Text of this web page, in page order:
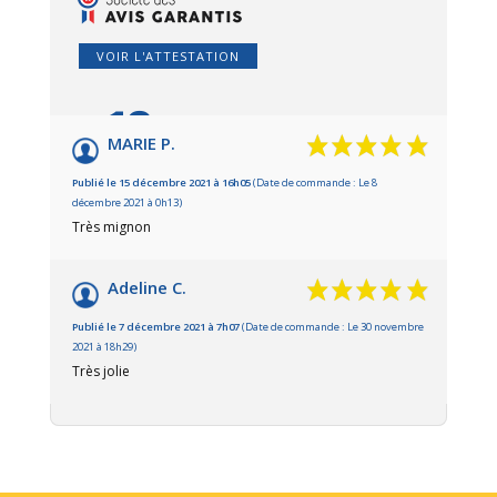
VOIR L'ATTESTATION
10/10
Basé sur 2 avis
MARIE P.
Publié le 15 décembre 2021 à 16h05(Date de commande : Le 8
décembre 2021 à 0h13)
Très mignon
Adeline C.
Publié le 7 décembre 2021 à 7h07(Date de commande : Le 30 novembre
2021 à 18h29)
Très jolie